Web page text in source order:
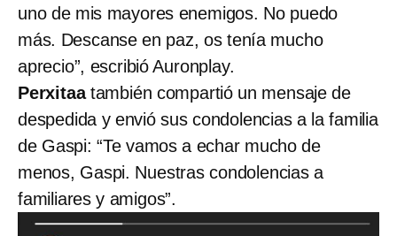
uno de mis mayores enemigos. No puedo
más. Descanse en paz, os tenía mucho
aprecio”, escribió Auronplay.
Perxitaatambién compartió un mensaje de
despedida y envió sus condolencias a la familia
de Gaspi: “Te vamos a echar mucho de
menos, Gaspi. Nuestras condolencias a
familiares y amigos”.